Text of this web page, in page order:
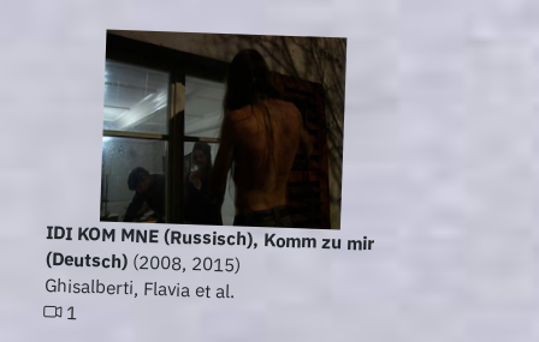
IDI KOM MNE (Russisch), Komm zu mir
(Deutsch)(2008, 2015)
Ghisalberti, Flavia et al.
1